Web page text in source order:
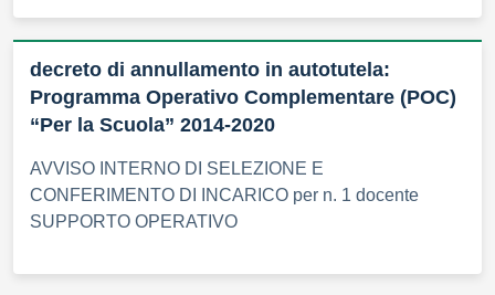
decreto di annullamento in autotutela:
Programma Operativo Complementare (POC)
“Per la Scuola” 2014-2020
AVVISO INTERNO DI SELEZIONE E
CONFERIMENTO DI INCARICO per n. 1 docente
SUPPORTO OPERATIVO